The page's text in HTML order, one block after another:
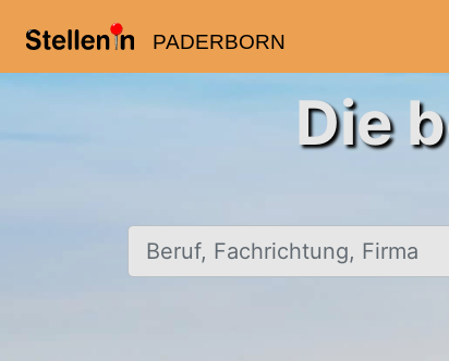
PADERBORN
Die
Beruf, Fachrichtung, Firma